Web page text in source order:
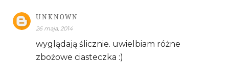
UNKNOWN
26 maja, 2014
wyglądają ślicznie. uwielbiam różne
zbożowe ciasteczka :)